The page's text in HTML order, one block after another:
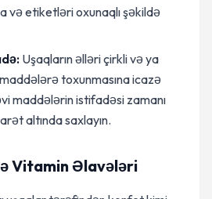
və etiketləri oxunaqlı şəkildə
Uşaqların əlləri çirkli və ya
toxunmasına icazə
maddələrin istifadəsi zamanı
altında saxlayın.
Vitamin Əlavələri